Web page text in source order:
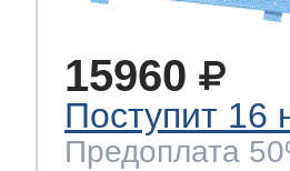
15960
Поступит 16
Предоплата